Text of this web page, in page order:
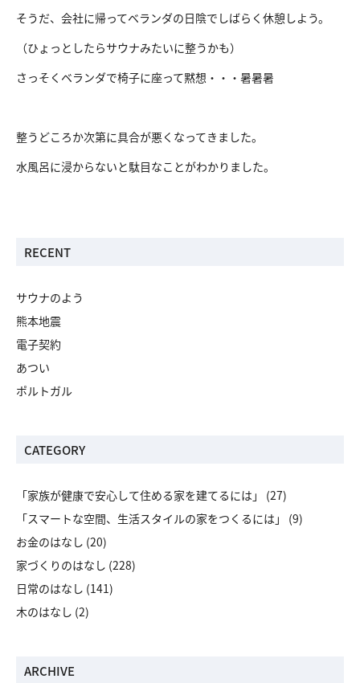
そうだ、会社に帰ってベランダの日陰でしばらく休憩しよう。
（ひょっとしたらサウナみたいに整うかも）
さっそくベランダで椅子に座って黙想・・・暑暑暑
整うどころか次第に具合が悪くなってきました。
水風呂に浸からないと駄目なことがわかりました。
RECENT
サウナのよう
熊本地震
電子契約
あつい
ポルトガル
CATEGORY
「家族が健康で安心して住める家を建てるには」
(27)
「スマートな空間、生活スタイルの家をつくるには」
(9)
お金のはなし (20)
家づくりのはなし (228)
日常のはなし (141)
木のはなし (2)
ARCHIVE